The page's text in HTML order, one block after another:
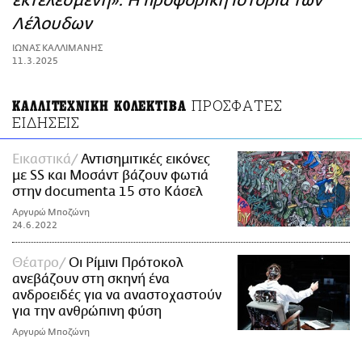
ΑΜΠΑ
PRINT
Λέλουδων
ΙΩΝΑΣ ΚΑΛΛΙΜΑΝΗΣ
11.3.2025
ΚΑΛΛΙΤΕΧΝΙΚΗ ΚΟΛΕΚΤΙΒΑ ΠΡΟΣΦΑΤΕΣ
ΕΙΔΗΣΕΙΣ
Εικαστικά
Αντισημιτικές εικόνες
με SS και Μοσάντ βάζουν φωτιά
στην documenta 15 στο Κάσελ
Αργυρώ Μποζώνη
24.6.2022
Θέατρο
Οι Ρίμινι Πρότοκολ
ανεβάζουν στη σκηνή ένα
ανδροειδές για να αναστοχαστούν
για την ανθρώπινη φύση
Αργυρώ Μποζώνη